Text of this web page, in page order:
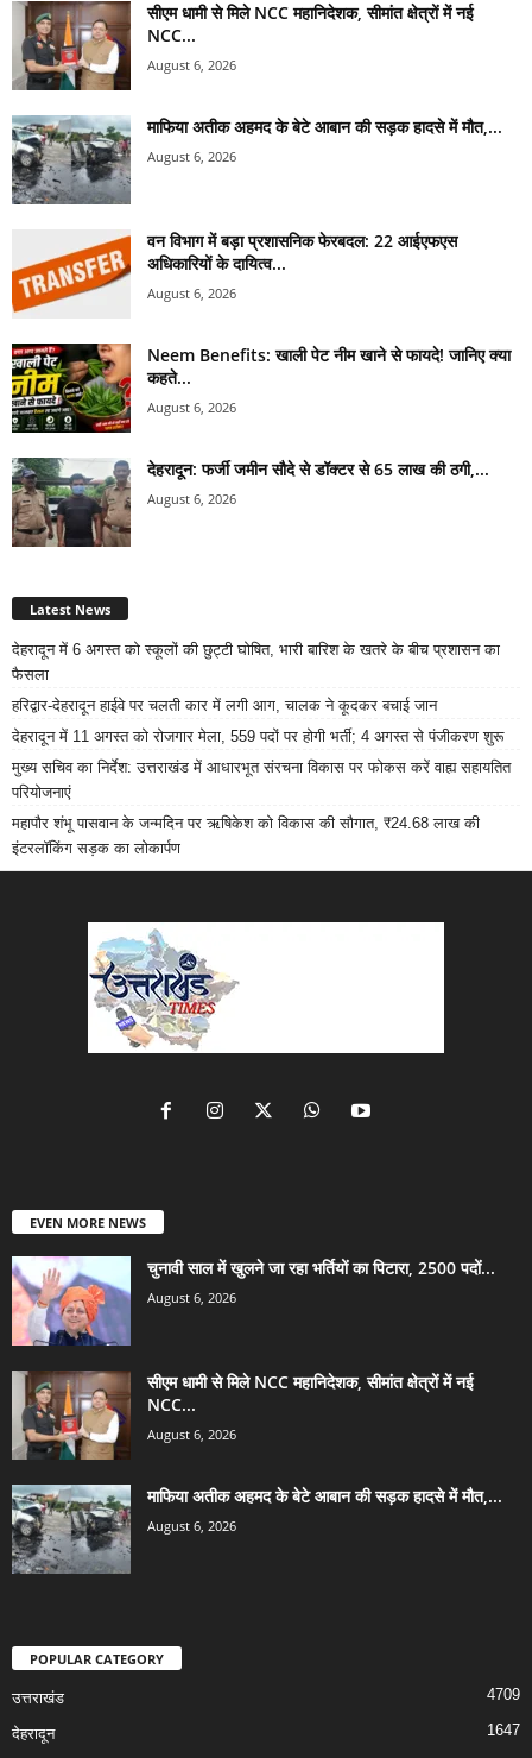
सीएम धामी से मिले NCC महानिदेशक, सीमांत क्षेत्रों में नई
NCC...
August 6, 2026
माफिया अतीक अहमद के बेटे आबान की सड़क हादसे में मौत,...
August 6, 2026
वन विभाग में बड़ा प्रशासनिक फेरबदल: 22 आईएफएस
अधिकारियों के दायित्व...
August 6, 2026
Neem Benefits: खाली पेट नीम खाने से फायदे! जानिए क्या
कहते...
August 6, 2026
देहरादून: फर्जी जमीन सौदे से डॉक्टर से 65 लाख की ठगी,...
August 6, 2026
Latest News
देहरादून में 6 अगस्त को स्कूलों की छुट्टी घोषित, भारी बारिश के खतरे के बीच प्रशासन का
फैसला
हरिद्वार-देहरादून हाईवे पर चलती कार में लगी आग, चालक ने कूदकर बचाई जान
देहरादून में 11 अगस्त को रोजगार मेला, 559 पदों पर होगी भर्ती; 4 अगस्त से पंजीकरण शुरू
मुख्य सचिव का निर्देश: उत्तराखंड में आधारभूत संरचना विकास पर फोकस करें वाह्य सहायतित
परियोजनाएं
महापौर शंभू पासवान के जन्मदिन पर ऋषिकेश को विकास की सौगात, ₹24.68 लाख की
इंटरलॉकिंग सड़क का लोकार्पण
EVEN MORE NEWS
चुनावी साल में खुलने जा रहा भर्तियों का पिटारा, 2500 पदों...
August 6, 2026
सीएम धामी से मिले NCC महानिदेशक, सीमांत क्षेत्रों में नई
NCC...
August 6, 2026
माफिया अतीक अहमद के बेटे आबान की सड़क हादसे में मौत,...
August 6, 2026
POPULAR CATEGORY
उत्तराखंड 4709
देहरादून
1647